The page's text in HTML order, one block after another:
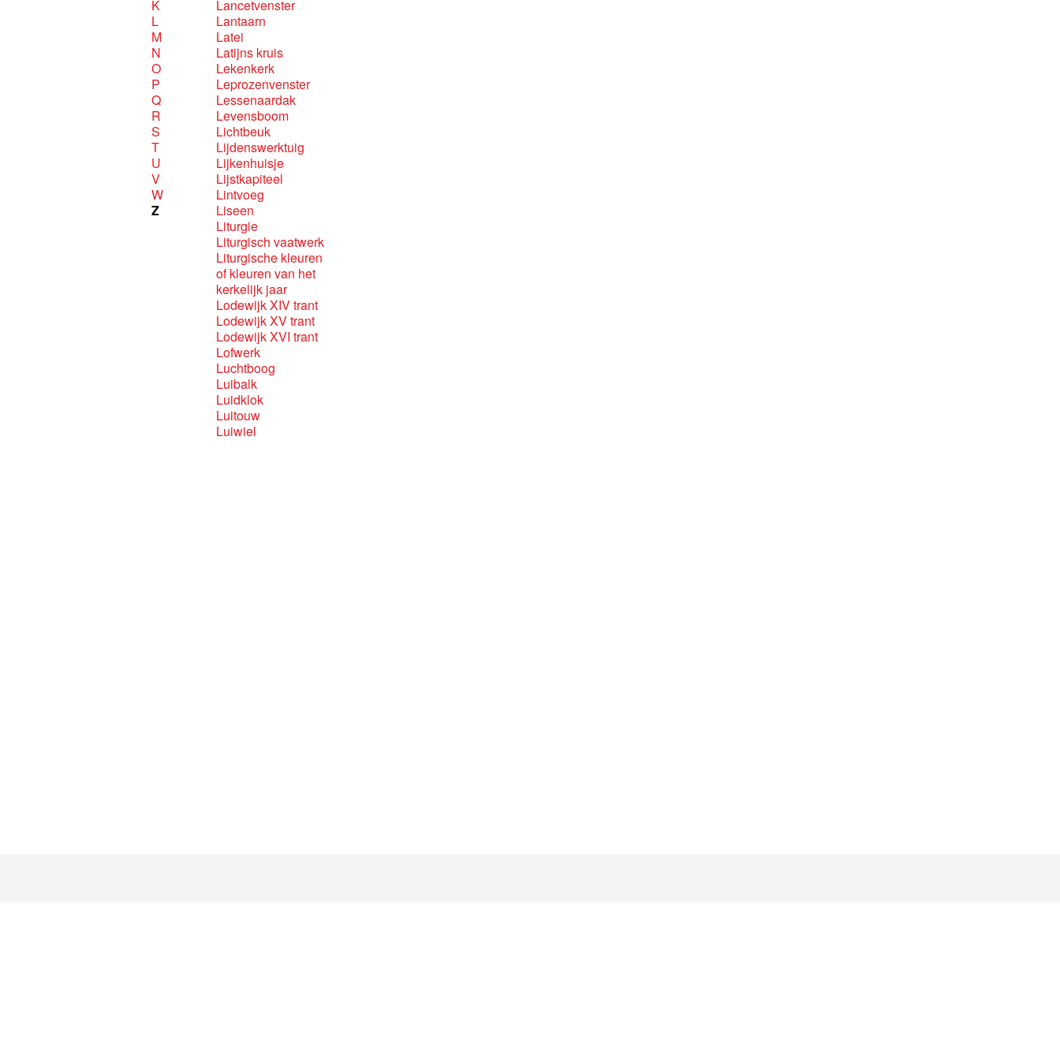
K
L
M
N
O
P
Q
R
S
T
U
V
W
Z
Lancetvenster
Lantaarn
Latei
Latijns kruis
Lekenkerk
Leprozenvenster
Lessenaardak
Levensboom
Lichtbeuk
Lijdenswerktuig
Lijkenhuisje
Lijstkapiteel
Lintvoeg
Liseen
Liturgie
Liturgisch vaatwerk
Liturgische kleuren
of kleuren van het
kerkelijk jaar
Lodewijk XIV trant
Lodewijk XV trant
Lodewijk XVI trant
Lofwerk
Luchtboog
Luibalk
Luidklok
Luitouw
Luiwiel